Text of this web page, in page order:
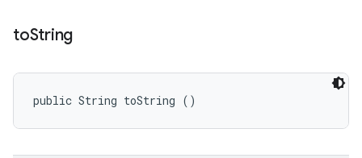
toString
public String toString ()